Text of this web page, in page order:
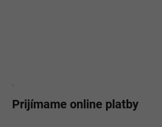
Prijímame online platby